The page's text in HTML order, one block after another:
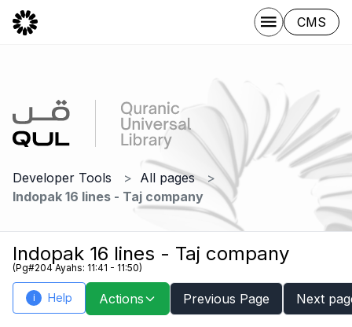
CMS
Developer Tools
All pages
Indopak 16 lines - Taj company
Indopak 16 lines - Taj company
(Pg#204 Ayahs: 11:41 - 11:50)
i Help Actions Previous Page Next